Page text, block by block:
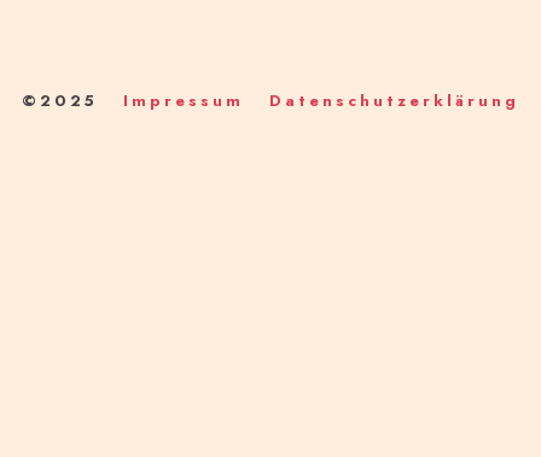
©2025 Impressum Datenschutzerklärung